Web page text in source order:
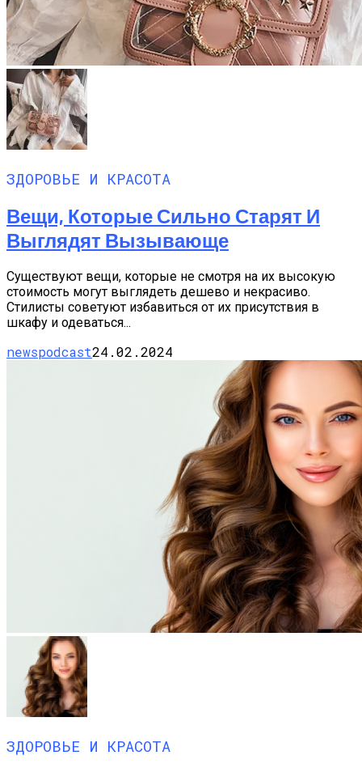
ЗДОРОВЬЕ И КРАСОТА
Вещи, Которые Сильно Старят И
Выглядят Вызывающе
Существуют вещи, которые не смотря на их высокую
стоимость могут выглядеть дешево и некрасиво.
Стилисты советуют избавиться от их присутствия в
шкафу и одеваться...
newspodcast24.02.2024
ЗДОРОВЬЕ И КРАСОТА